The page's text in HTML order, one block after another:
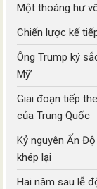
Một thoáng hư
Chiến lược kế
Ông Trump ký
Mỹ’
Giai đoạn tiếp
của Trung Quốc
Kỷ nguyên Ấn
khép lại
Hai năm sau lễ